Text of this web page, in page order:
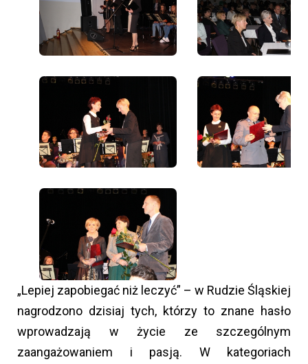
„Lepiej zapobiegać niż leczyć” – w Rudzie Śląskiej
nagrodzono dzisiaj tych, którzy to znane hasło
wprowadzają w życie ze szczególnym
zaangażowaniem i pasją. W kategoriach